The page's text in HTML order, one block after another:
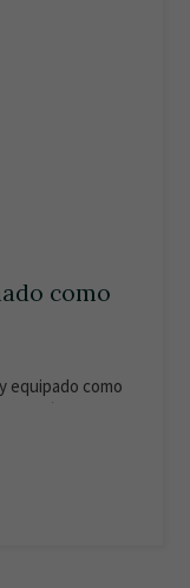
como
equipado como